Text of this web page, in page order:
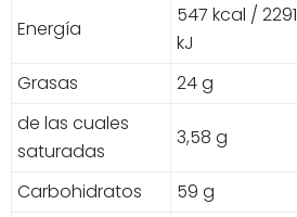
Energía
547 kcal / 2291
kJ
Grasas 24 g
de las cuales
saturadas
3,58 g
Carbohidratos 59 g